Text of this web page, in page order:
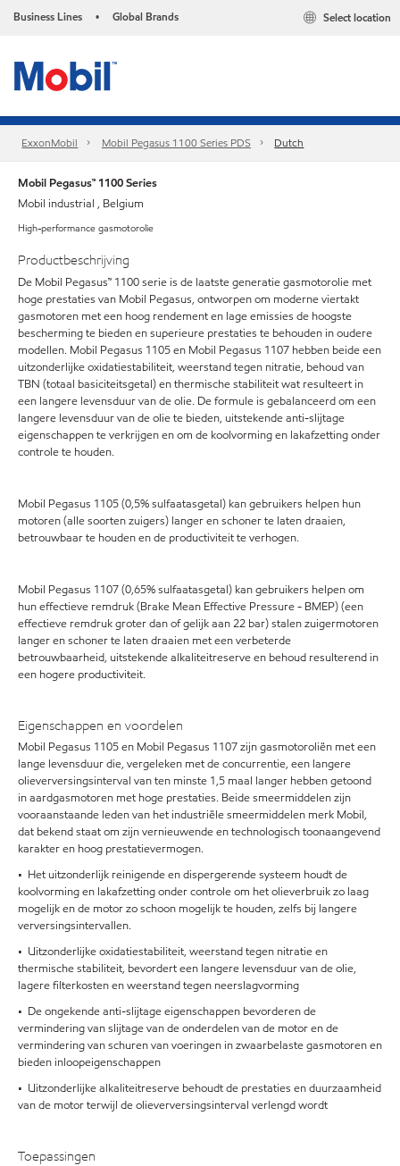
Business Lines • Global Brands Select location
ExxonMobil Mobil Pegasus 1100 Series PDS Dutch
Mobil Pegasus™ 1100 Series
Mobil industrial , Belgium
High-performance gasmotorolie
Productbeschrijving
De Mobil Pegasus™ 1100 serie is de laatste generatie gasmotorolie met
hoge prestaties van Mobil Pegasus, ontworpen om moderne viertakt
gasmotoren met een hoog rendement en lage emissies de hoogste
bescherming te bieden en superieure prestaties te behouden in oudere
modellen. Mobil Pegasus 1105 en Mobil Pegasus 1107 hebben beide een
uitzonderlijke oxidatiestabiliteit, weerstand tegen nitratie, behoud van
TBN (totaal basiciteitsgetal) en thermische stabiliteit wat resulteert in
een langere levensduur van de olie. De formule is gebalanceerd om een
langere levensduur van de olie te bieden, uitstekende anti-slijtage
eigenschappen te verkrijgen en om de koolvorming en lakafzetting onder
controle te houden.
Mobil Pegasus 1105 (0,5% sulfaatasgetal) kan gebruikers helpen hun
motoren (alle soorten zuigers) langer en schoner te laten draaien,
betrouwbaar te houden en de productiviteit te verhogen.
Mobil Pegasus 1107 (0,65% sulfaatasgetal) kan gebruikers helpen om
hun effectieve remdruk (Brake Mean Effective Pressure - BMEP) (een
effectieve remdruk groter dan of gelijk aan 22 bar) stalen zuigermotoren
langer en schoner te laten draaien met een verbeterde
betrouwbaarheid, uitstekende alkaliteitreserve en behoud resulterend in
een hogere productiviteit.
Eigenschappen en voordelen
Mobil Pegasus 1105 en Mobil Pegasus 1107 zijn gasmotoroliën met een
lange levensduur die, vergeleken met de concurrentie, een langere
olieverversingsinterval van ten minste 1,5 maal langer hebben getoond
in aardgasmotoren met hoge prestaties. Beide smeermiddelen zijn
vooraanstaande leden van het industriële smeermiddelen merk Mobil,
dat bekend staat om zijn vernieuwende en technologisch toonaangevend
karakter en hoog prestatievermogen.
• Het uitzonderlijk reinigende en dispergerende systeem houdt de
koolvorming en lakafzetting onder controle om het olieverbruik zo laag
mogelijk en de motor zo schoon mogelijk te houden, zelfs bij langere
verversingsintervallen.
• Uitzonderlijke oxidatiestabiliteit, weerstand tegen nitratie en
thermische stabiliteit, bevordert een langere levensduur van de olie,
lagere filterkosten en weerstand tegen neerslagvorming
• De ongekende anti-slijtage eigenschappen bevorderen de
vermindering van slijtage van de onderdelen van de motor en de
vermindering van schuren van voeringen in zwaarbelaste gasmotoren en
bieden inloopeigenschappen
• Uitzonderlijke alkaliteitreserve behoudt de prestaties en duurzaamheid
van de motor terwijl de olieverversingsinterval verlengd wordt
Toepassingen